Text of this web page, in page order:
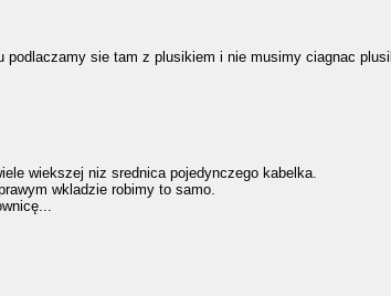
sie tam z plusikiem i nie musimy ciagnac
wiekszej niz srednica pojedynczego kabelka.
wkladzie robimy to samo.